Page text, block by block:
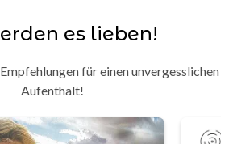
es lieben!
für einen unvergesslichen
Aufenthalt!